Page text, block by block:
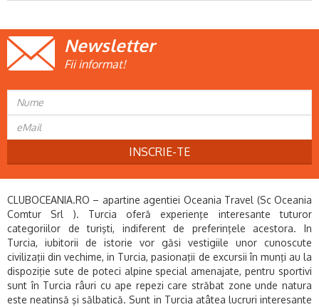
Newsletter
Fii informat!
INSCRIE-TE
CLUBOCEANIA.RO – apartine agentiei Oceania Travel (Sc Oceania
Comtur Srl ). Turcia oferă experienţe interesante tuturor
categoriilor de turişti, indiferent de preferinţele acestora. In
Turcia, iubitorii de istorie vor găsi vestigiile unor cunoscute
civilizaţii din vechime, in Turcia, pasionaţii de excursii în munţi au la
dispoziţie sute de poteci alpine special amenajate, pentru sportivi
sunt în Turcia râuri cu ape repezi care străbat zone unde natura
este neatinsă şi sălbatică. Sunt in Turcia atâtea lucruri interesante